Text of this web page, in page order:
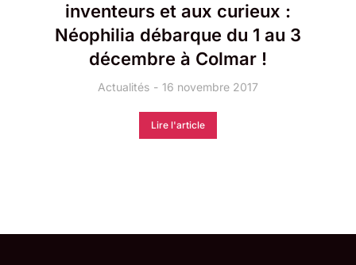
inventeurs et aux curieux :
Néophilia débarque du 1 au 3
décembre à Colmar !
Actualités 16 novembre 2017
Lire l'article